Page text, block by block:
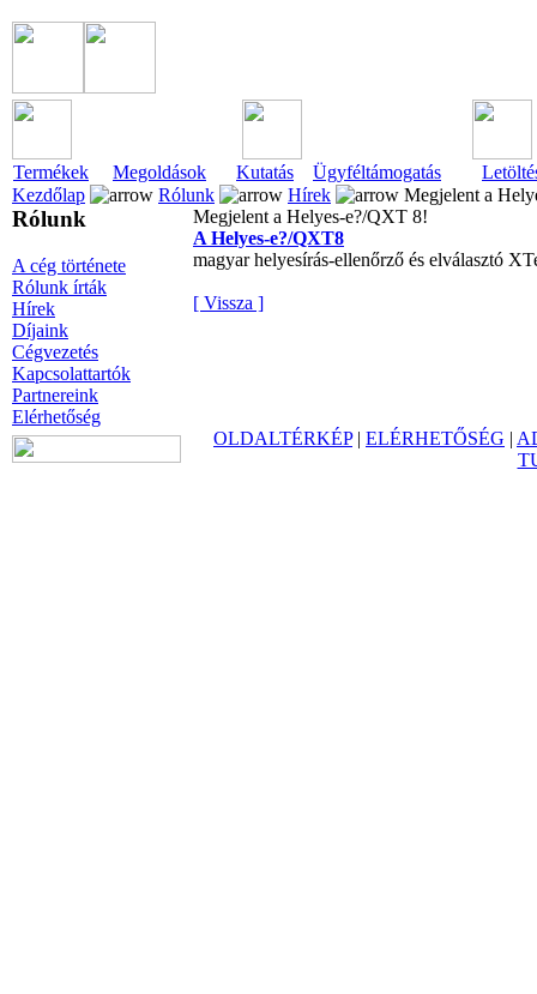
Termékek Megoldások Kutatás Ügyféltámogatás
Kezdőlap
Rólunk Hírek Megjelent a
Rólunk
A cég története
Rólunk írták
Hírek
Díjaink
Cégvezetés
Kapcsolattartók
Partnereink
Elérhetőség
Megjelent a Helyes-e?/QXT 8!
A Helyes-e?/QXT8
magyar helyesírás-ellenőrző és elválasztó
[ Vissza ]
OLDALTÉRKÉP| ELÉRHETŐSÉG |